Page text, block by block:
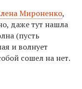
Мироненко,
даже тут нашла
(пусть
и волнует
сошел на нет.